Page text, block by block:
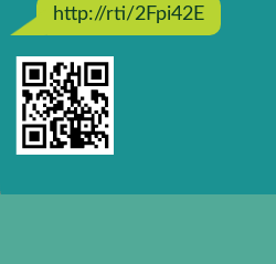
http://rti/2Fpi42E